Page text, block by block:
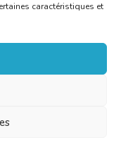
caractéristiques et